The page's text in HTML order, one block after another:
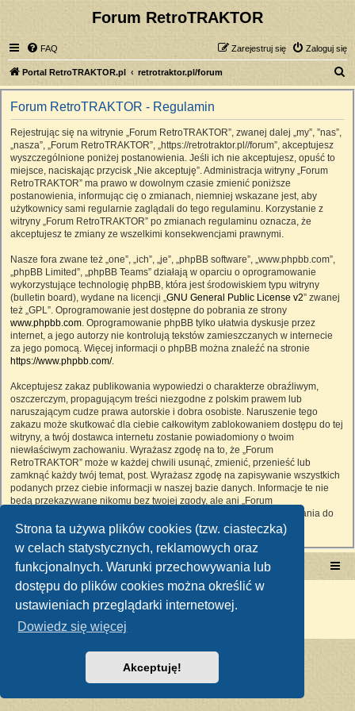
Strona ta używa plików cookies (tzw. ciasteczka)
w celach statystycznych, reklamowych oraz
funkcjonalnych. Warunki przechowywania lub
dostępu do plików cookies można określić w
ustawieniach przeglądarki internetowej.
Dowiedz się więcej
Akceptuję!
Forum RetroTRAKTOR
FAQ Zaloguj się
Zarejestruj się
Portal RetroTRAKTOR.pl retrotraktor.pl/forum
z
Forum RetroTRAKTOR - Regulamin
Rejestrując się na witrynie „Forum RetroTRAKTOR”, zwanej dalej „my”, ”nas”,
„nasza”, „Forum RetroTRAKTOR”, „https://retrotraktor.pl//forum”, akceptujesz
wyszczególnione poniżej postanowienia. Jeśli ich nie akceptujesz, opuść to
miejsce, naciskając przycisk „Nie akceptuję”. Administracja witryny „Forum
RetroTRAKTOR” ma prawo w dowolnym czasie zmienić poniższe
postanowienia, informując cię o zmianach, niemniej wskazane jest, aby
użytkownicy sami regularnie zaglądali do tego regulaminu. Korzystanie z
witryny „Forum RetroTRAKTOR” po zmianach regulaminu oznacza, że
akceptujesz te zmiany ze wszelkimi konsekwencjami prawnymi.
Nasze fora zwane też „one”, „ich”, „je”, „phpBB software”, „www.phpbb.com”,
„phpBB Limited”, „phpBB Teams” działają w oparciu o oprogramowanie
wykorzystujące technologię phpBB, która jest środowiskiem typu witryny
(bulletin board), wydane na licencji „GNU General Public License v2” zwanej
też „GPL”. Oprogramowanie jest dostępne do pobrania ze strony
www.phpbb.com. Oprogramowanie phpBB tylko ułatwia dyskusje przez
internet, a jego autorzy nie kontrolują tekstów zamieszczanych w internecie
za jego pomocą. Więcej informacji o phpBB można znaleźć na stronie
https://www.phpbb.com/.
Akceptujesz zakaz publikowania wypowiedzi o charakterze obraźliwym,
oszczerczym, propagującym treści niezgodne z polskim prawem lub
naruszającym cudze prawa autorskie i dobra osobiste. Naruszenie tego
zakazu może skutkować dla ciebie całkowitym zablokowaniem dostępu do tej
witryny, a twój dostawca internetu zostanie powiadomiony o twoim
niewłaściwym zachowaniu. Wyrażasz zgodę na to, że „Forum
RetroTRAKTOR” może w każdej chwili usunąć, zmienić, przenieść lub
zamknąć każdy twój temat, post. Wyrażasz zgodę na zapisywanie wszystkich
podanych przez ciebie informacji w naszej bazie danych. Informacje te nie
będą przekazywane nikomu bez twojej zgody, ale ani „Forum
RetroTRAKTOR”, ani phpBB nie ponosi odpowiedzialności za włamania do
witryny, podczas których może dojść do kradzieży danych.
Portal RetroTRAKTOR.pl retrotraktor.pl/forum
Technologię dostarcza
Polski pakiet językowy dostarczaphpBB.pl
Zasady ochrony danych osobowych